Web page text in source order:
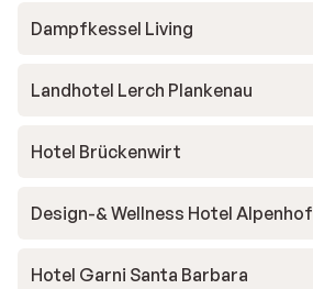
Dampfkessel Living
Landhotel Lerch Plankenau
Hotel Brückenwirt
Design-& Wellness Hotel Alpenhof
Hotel Garni Santa Barbara